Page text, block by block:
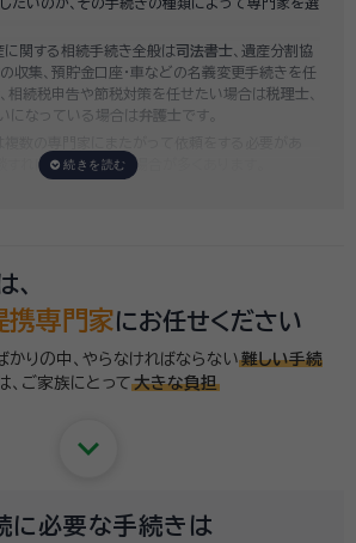
す。予算に合わせてご自身で対応できないものの
すので、まずはお気軽にご相談ください。
に関する相続手続き全般は司法書士 、遺産分割協
収集、預貯金口座・車などの名義変更手続きを任
、相続税申告や節税対策を任せたい場合は税理士
になっている場合は弁護士 です。
すればいいのか迷う場合が多くあります。
携専門家にお任せください
かりの中、やらなければならない 難しい手続
ご家族にとって 大きな負担
keyboard_arrow_down
に必要な手続きは